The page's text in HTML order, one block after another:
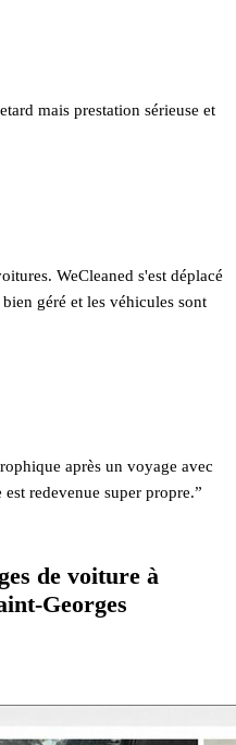
mais prestation sérieuse et
WeCleaned s'est déplacé
géré et les véhicules sont
après un voyage avec
redevenue super propre.”
de voiture à
Georges